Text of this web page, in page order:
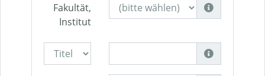
Fakultät,
Institut